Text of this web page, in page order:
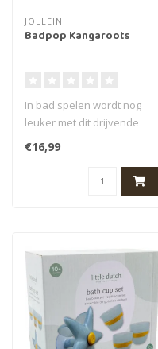
JOLLEIN
Badpop Kangaroots
In bad spelen wordt nog
leuker met dit drijvende
badpopje! Dit drijvende
badpopj..
€16,99